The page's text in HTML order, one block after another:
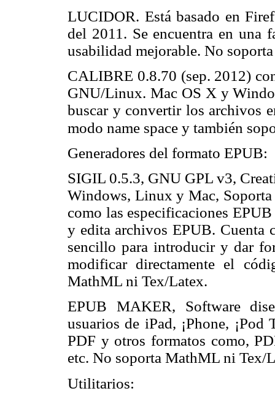
LUCIDOR. Está basado en
del 2011. Se encuentra en una
usabilidad mejorable. No
CALIBRE 0.8.70 (sep. 2012)
GNU/Linux. Mac OS X y
buscar y convertir los archivos
modo name space y también
Generadores del formato EPUB:
SIGIL 0.5.3, GNU GPL v3,
Windows, Linux y Mac, Soporta
como las especificaciones
y edita archivos EPUB. Cuenta
sencillo para introducir y dar
modificar directamente el
MathML ni Tex/Latex.
EPUB MAKER, Software
usuarios de iPad, ¡Phone,
PDF y otros formatos como,
etc. No soporta MathML ni Tex/
Utilitarios: